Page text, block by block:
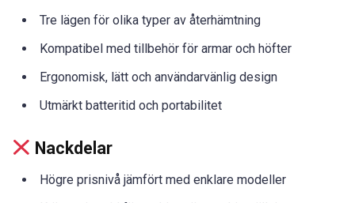
Tre lägen för olika typer av återhämtning
Kompatibel med tillbehör för armar och höfter
Ergonomisk, lätt och användarvänlig design
Utmärkt batteritid och portabilitet
Nackdelar
Högre prisnivå jämfört med enklare modeller